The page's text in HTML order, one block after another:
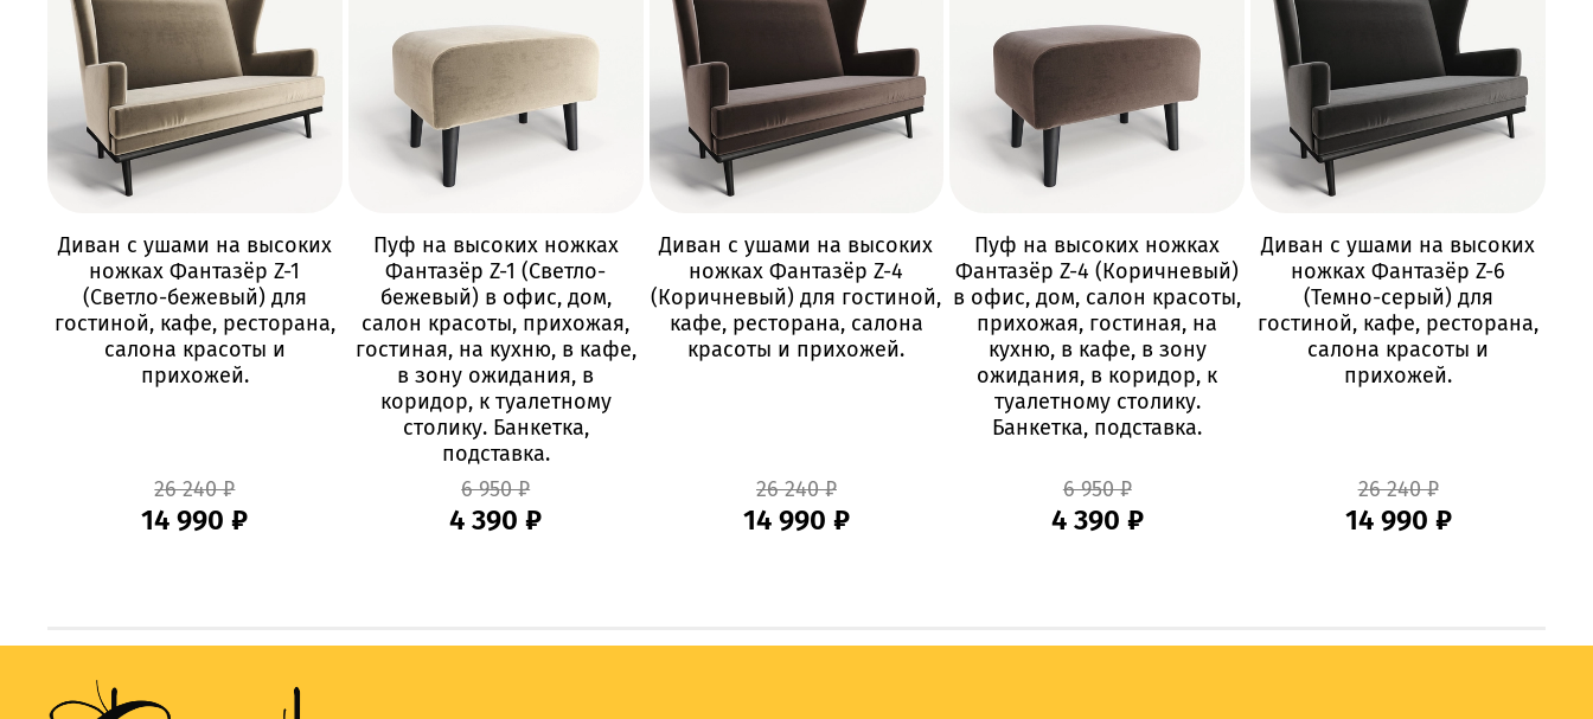
Диван с ушами на высоких
ножках Фантазёр Z-1
(Светло-бежевый) для
гостиной, кафе, ресторана,
салона красоты и
прихожей.
26 240 ₽
14 990 ₽
Пуф на высоких ножках
Фантазёр Z-1 (Светло-
бежевый) в офис, дом,
салон красоты, прихожая,
гостиная, на кухню, в кафе,
в зону ожидания, в
коридор, к туалетному
столику. Банкетка,
подставка.
6 950 ₽
4 390 ₽
Диван с ушами на высоких
ножках Фантазёр Z-4
(Коричневый) для гостиной,
кафе, ресторана, салона
красоты и прихожей.
26 240 ₽
14 990 ₽
Пуф на высоких ножках
Фантазёр Z-4 (Коричневый)
в офис, дом, салон красоты,
прихожая, гостиная, на
кухню, в кафе, в зону
ожидания, в коридор, к
туалетному столику.
Банкетка, подставка.
6 950 ₽
4 390 ₽
Диван с ушами на высоких
ножках Фантазёр Z-6
(Темно-серый) для
гостиной, кафе, ресторана,
салона красоты и
прихожей.
26 240 ₽
14 990 ₽